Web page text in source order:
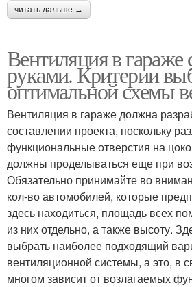
читать дальше →
Вентиляция в гараже
руками. Критерии
оптимальной схемы
Вентиляция в гараже должна
составлении проекта, поскольку
функциональные отверстия на
должны проделываться еще при
Обязательно принимайте во
кол-во автомобилей, которые
здесь находиться, площадь всех
из них отдельно, а также высоту.
выбрать наиболее подходящий
вентиляционной системы, а это, в
многом зависит от возлагаемых